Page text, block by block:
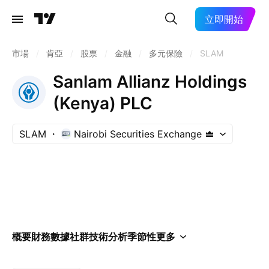
立即開始
市場 肯亞 股票 金融 多元保險 SLAM
Sanlam Allianz Holdings
(Kenya) PLC
SLAM Nairobi Securities Exchange
概要財務數據社群技術分析季節性更多